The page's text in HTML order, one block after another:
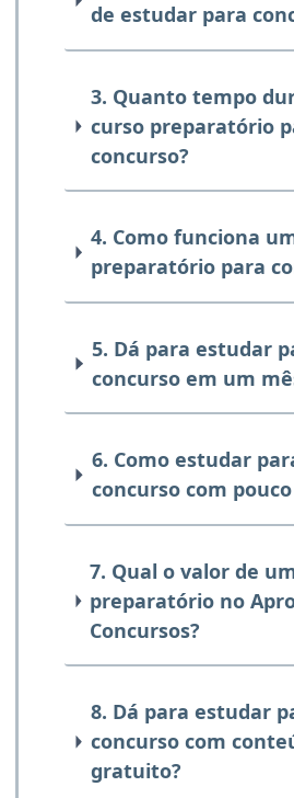
de estudar para
3. Quanto tempo
curso preparatório
concurso?
4. Como funciona
preparatório para
5. Dá para estudar
concurso em um
6. Como estudar
concurso com
7. Qual o valor de
preparatório no
Concursos?
8. Dá para estudar
concurso com
gratuito?